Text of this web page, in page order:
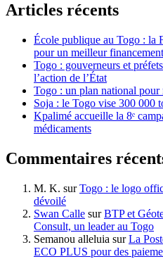
Articles récents
École publique au Togo : la
pour un meilleur financement
Togo : gouverneurs et
l’action de l’État
Togo : un plan national pour
Soja : le Togo vise 300 000
Kpalimé accueille la 8ᵉ
médicaments
Commentaires
M. K. surTogo : le logo
dévoilé
Swan Calle surBTP et
Consult, un leader au Togo
Semanou alleluia surLa
ECO PLUS pour des